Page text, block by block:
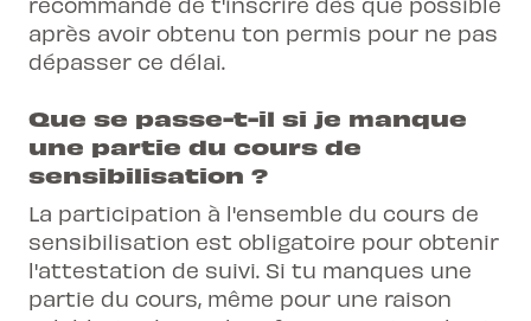
après avoir obtenu ton permis pour ne pas
dépasser ce délai.
Que se passe-t-il si je manque
une partie du cours de
sensibilisation ?
La participation à l'ensemble du cours de
sensibilisation est obligatoire pour obtenir
l'attestation de suivi. Si tu manques une
partie du cours, même pour une raison